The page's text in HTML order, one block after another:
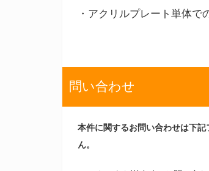
・アクリルプレート単体で
問い合わせ
本件に関するお問い合わせは下
ん。